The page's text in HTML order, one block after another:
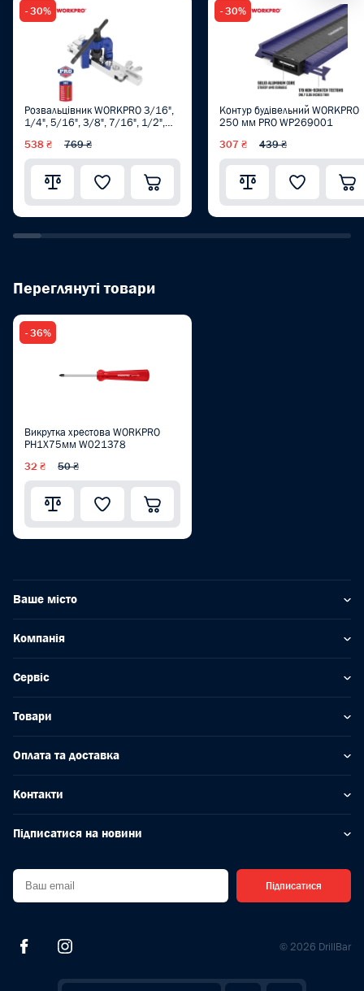
- 30%
Розвальцівник WORKPRO 3/16",
1/4", 5/16", 3/8", 7/16", 1/2",
PRO WP303003
538 ₴ 769 ₴
- 30%
Контур будівельний WORKPRO
250 мм PRO WP269001
307 ₴ 439 ₴
Переглянуті товари
- 36%
Викрутка хрестова WORKPRO
PH1X75мм W021378
32 ₴ 50 ₴
Ваше місто
Компанія
Сервіс
Товари
Оплата та доставка
Контакти
Підписатися на новини
Підписатися
© 2026 DrillBar